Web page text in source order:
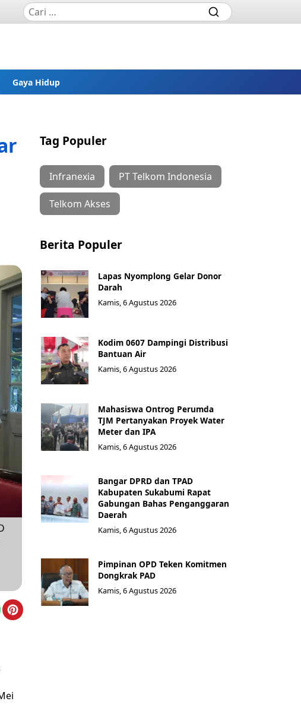
Gaya Hidup
Tag Populer
Infranexia PT Telkom Indonesia
Telkom Akses
Berita Populer
Lapas Nyomplong Gelar Donor
Darah
Kamis, 6 Agustus 2026
Kodim 0607 Dampingi Distribusi
Bantuan Air
Kamis, 6 Agustus 2026
Mahasiswa Ontrog Perumda
TJM Pertanyakan Proyek Water
Meter dan IPA
Kamis, 6 Agustus 2026
Bangar DPRD dan TPAD
Kabupaten Sukabumi Rapat
Gabungan Bahas Penganggaran
Daerah
Kamis, 6 Agustus 2026
Pimpinan OPD Teken Komitmen
Dongkrak PAD
Kamis, 6 Agustus 2026